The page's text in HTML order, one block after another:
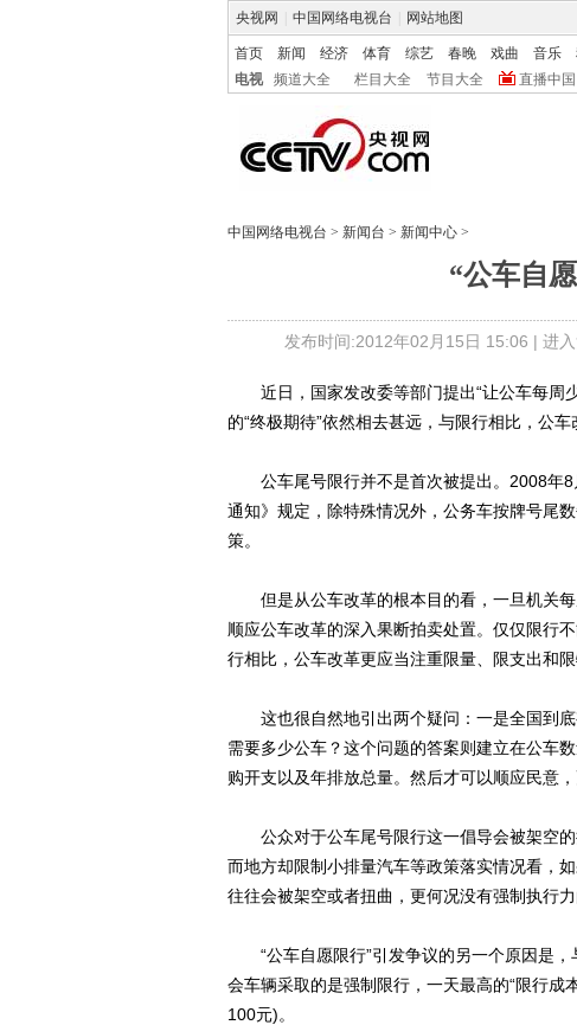
央视网 中国网络电视台 网站地图
首页 新闻 经济 体育 综艺 春晚 戏曲 音乐
电视
频道大全 栏目大全 节目大全 直播中国
中国网络电视台 > 新闻台 > 新闻中心 >
“公车自
发布时间:2012年02月15日 15:06 | 进
近日，国家发改委等部门提出“让公车每周少
的“终极期待”依然相去甚远，与限行相比，公
公车尾号限行并不是首次被提出。2008年8
通知》规定，除特殊情况外，公务车按牌号尾
策。
但是从公车改革的根本目的看，一旦机关每
顺应公车改革的深入果断拍卖处置。仅仅限行
行相比，公车改革更应当注重限量、限支出和限
这也很自然地引出两个疑问：一是全国到底
需要多少公车？这个问题的答案则建立在公车
购开支以及年排放总量。然后才可以顺应民意
公众对于公车尾号限行这一倡导会被架空的
而地方却限制小排量汽车等政策落实情况看，
往往会被架空或者扭曲，更何况没有强制执行力
“公车自愿限行”引发争议的另一个原因是，
会车辆采取的是强制限行，一天最高的“限行成
100元)。